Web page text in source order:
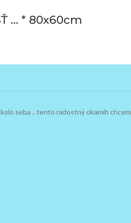
… * 80x60cm
seba .. tento radostný okamih chcem